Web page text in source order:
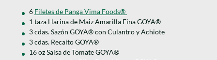
6 Filetes de Panga Vima Foods®
1 taza Harina de Maiz Amarilla Fina GOYA®
3 cdas. Sazón GOYA® con Culantro y Achiote
3 cdas. Recaito GOYA®
16 oz Salsa de Tomate GOYA®